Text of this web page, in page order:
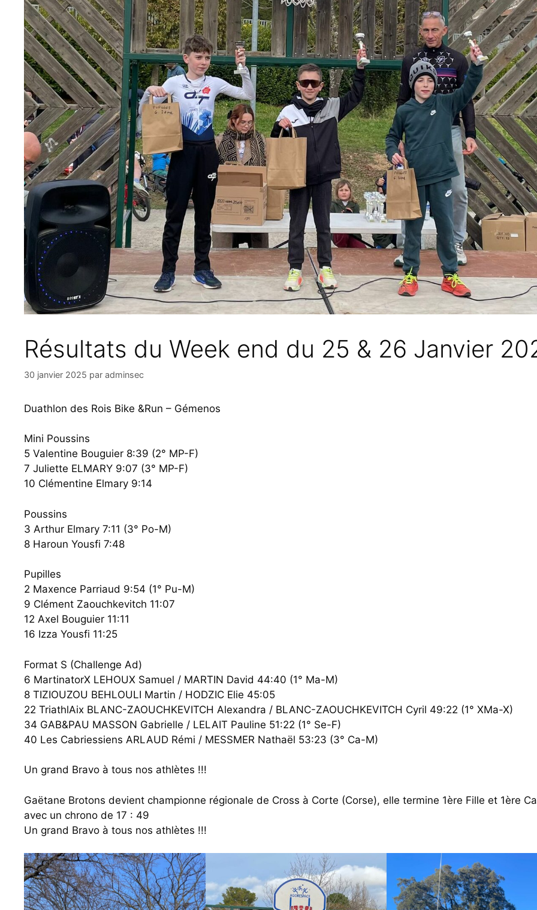
Résultats du Week end du 25 & 26 Janvier
30 janvier 2025 par adminsec
Duathlon des Rois Bike &Run – Gémenos
Mini Poussins
5 Valentine Bouguier 8:39 (2° MP-F)
7 Juliette ELMARY 9:07 (3° MP-F)
10 Clémentine Elmary 9:14
Poussins
3 Arthur Elmary 7:11 (3° Po-M)
8 Haroun Yousfi 7:48
Pupilles
2 Maxence Parriaud 9:54 (1° Pu-M)
9 Clément Zaouchkevitch 11:07
12 Axel Bouguier 11:11
16 Izza Yousfi 11:25
Format S (Challenge Ad)
6 MartinatorX LEHOUX Samuel / MARTIN David 44:40 (1° Ma-M)
8 TIZIOUZOU BEHLOULI Martin / HODZIC Elie 45:05
22 TriathlAix BLANC-ZAOUCHKEVITCH Alexandra / BLANC-ZAOUCHKEVITCH Cyril 49:22 (1° XMa-X)
34 GAB&PAU MASSON Gabrielle / LELAIT Pauline 51:22 (1° Se-F)
40 Les Cabriessiens ARLAUD Rémi / MESSMER Nathaël 53:23 (3° Ca-M)
Un grand Bravo à tous nos athlètes !!!
Gaëtane Brotons devient championne régionale de Cross à Corte (Corse), elle termine 1ère Fille et 1ère
avec un chrono de 17 : 49
Un grand Bravo à tous nos athlètes !!!